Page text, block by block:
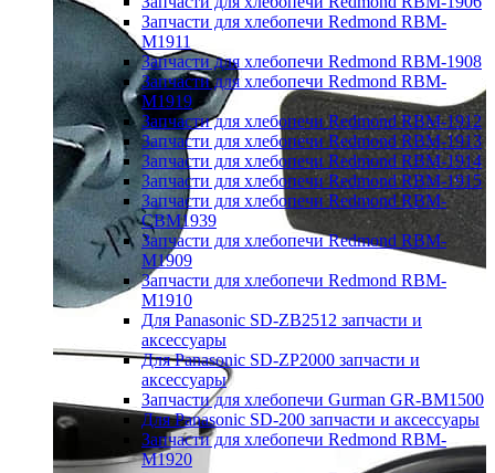
Запчасти для хлебопечи Redmond RBM-
M1911
Запчасти для хлебопечи Redmond RBM-1908
Запчасти для хлебопечи Redmond RBM-
M1919
Запчасти для хлебопечи Redmond RBM-1912
Запчасти для хлебопечи Redmond RBM-1913
Запчасти для хлебопечи Redmond RBM-1914
Запчасти для хлебопечи Redmond RBM-1915
Запчасти для хлебопечи Redmond RBM-
CBM1939
Запчасти для хлебопечи Redmond RBM-
M1909
Запчасти для хлебопечи Redmond RBM-
M1910
Для Panasonic SD-ZB2512 запчасти и
аксессуары
Для Panasonic SD-ZP2000 запчасти и
аксессуары
Запчасти для хлебопечи Gurman GR-BM1500
Для Panasonic SD-200 запчасти и аксессуары
Запчасти для хлебопечи Redmond RBM-
M1920